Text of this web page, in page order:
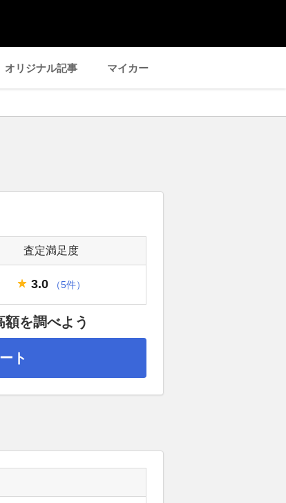
オリジナル記事 マイカー
査定満足度
3.0 （5件）
を調べよう
ト